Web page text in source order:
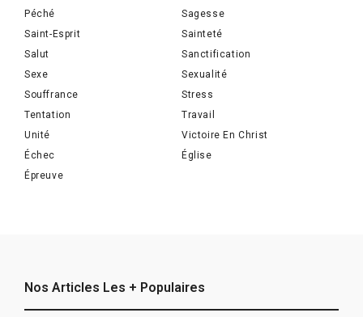
Péché
Sagesse
Saint-Esprit
Sainteté
Salut
Sanctification
Sexe
Sexualité
Souffrance
Stress
Tentation
Travail
Unité
Victoire En Christ
Échec
Église
Épreuve
Nos Articles Les + Populaires